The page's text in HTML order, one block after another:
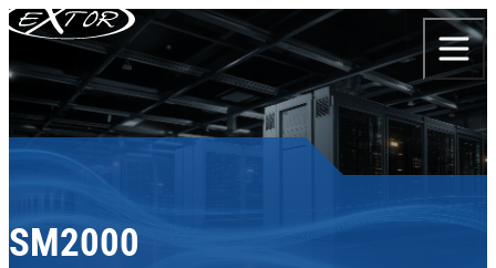
Skip to content
SM2000